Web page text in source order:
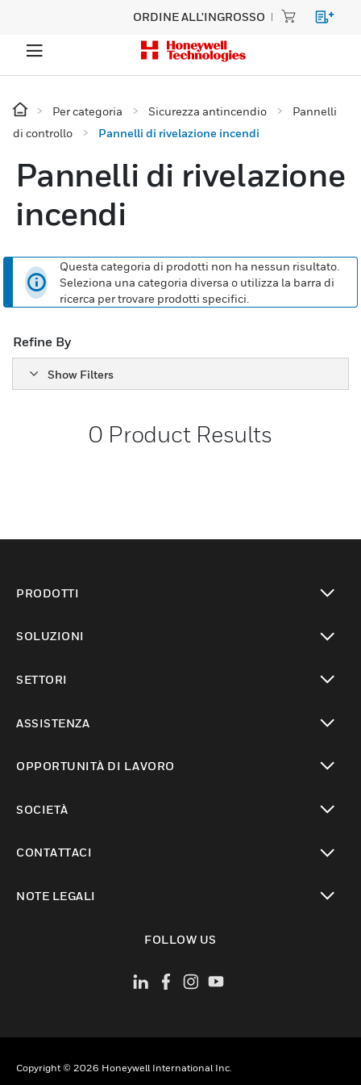
ORDINE ALL'INGROSSO
Per categoria Sicurezza antincendio
Pannelli
di controllo
Pannelli di rivelazione incendi
Pannelli di rivelazione
incendi
Questa categoria di prodotti non ha nessun risultato.
Seleziona una categoria diversa o utilizza la barra di
ricerca per trovare prodotti specifici.
Refine By
Show Filters
0 Product Results
PRODOTTI
SOLUZIONI
SETTORI
ASSISTENZA
OPPORTUNITÀ DI LAVORO
SOCIETÀ
CONTATTACI
NOTE LEGALI
FOLLOW US
Copyright © 2026 Honeywell International Inc.